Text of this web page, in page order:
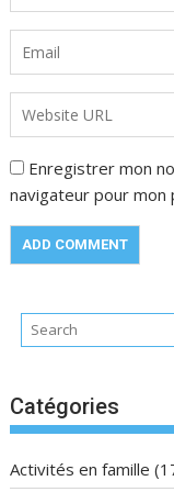
Enregistrer mon
navigateur pour mon
Catégories
Activités en famille